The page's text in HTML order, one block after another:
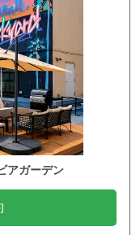
アガーデン